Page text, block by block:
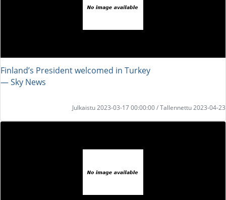
Finland’s President welcomed in Turkey
― Sky News
Julkaistu 2023-03-17 00:00:00 / Tallennettu 2023-04-23